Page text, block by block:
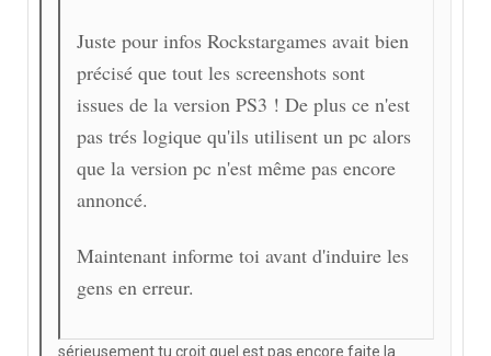
Juste pour infos Rockstargames avait bien
précisé que tout les screenshots sont
issues de la version PS3 ! De plus ce n'est
pas trés logique qu'ils utilisent un pc alors
que la version pc n'est même pas encore
annoncé.
Maintenant informe toi avant d'induire les
gens en erreur.
sérieusement tu croit quel est pas encore faite la